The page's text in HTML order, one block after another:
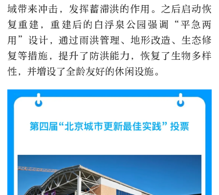
域带来冲击，发挥蓄滞洪的作用。之后启动恢
复重建，重建后的白浮泉公园强调“平急两
用”设计，通过雨洪管理、地形改造、生态修
复等措施，提升了防洪能力，恢复了生物多样
性，并增设了全龄友好的休闲设施。